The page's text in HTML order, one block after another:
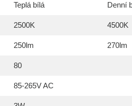
Teplá bílá Denní
2500K 4500K
250lm 270lm
80
85-265V AC